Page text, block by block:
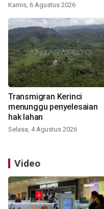
Kamis, 6 Agustus 2026
Transmigran Kerinci
menunggu penyelesaian
hak lahan
Selasa, 4 Agustus 2026
Video